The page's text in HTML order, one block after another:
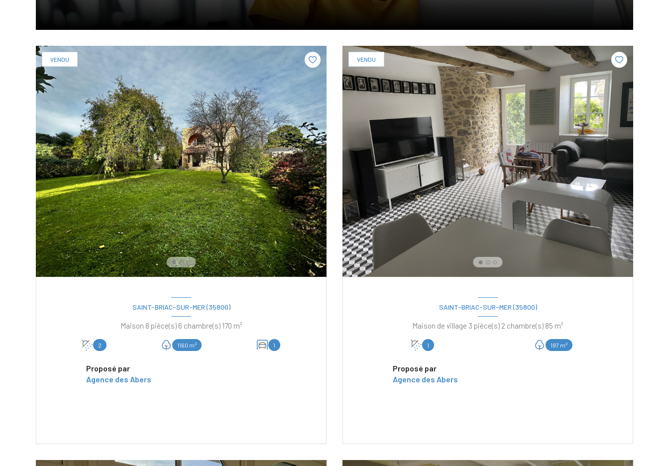
VENDU
SAINT-BRIAC-SUR-MER (35800)
Maison 8 pièce(s) 6 chambre(s) 170 m²
2 1160 m² 1
Proposé par
Agence des Abers
VENDU
SAINT-BRIAC-SUR-MER (35800)
Maison de village 3 pièce(s) 2 chambre(s) 85 m²
1 197 m²
Proposé par
Agence des Abers